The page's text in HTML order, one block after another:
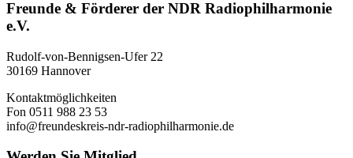
Freunde & Förderer der NDR Radiophilharmonie
e.V.
Rudolf-von-Bennigsen-Ufer 22
30169 Hannover
Kontaktmöglichkeiten
Fon 0511 988 23 53
info@freundeskreis-ndr-radiophilharmonie.de